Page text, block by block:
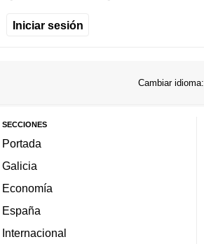
Iniciar sesión
Cambiar idioma:
SECCIONES
Portada
Galicia
Economía
España
Internacional